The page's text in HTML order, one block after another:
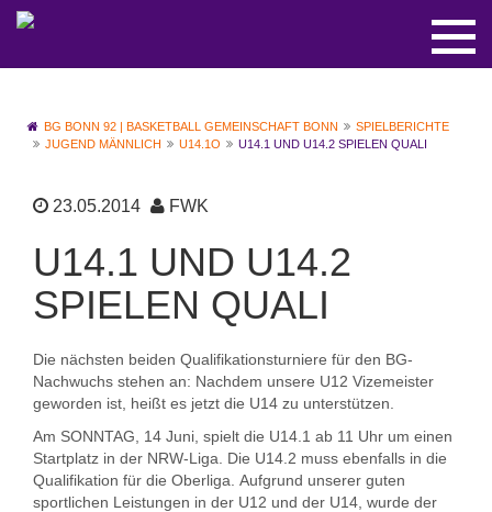
BG BONN 92 | BASKETBALL GEMEINSCHAFT BONN
SPIELBERICHTE
JUGEND MÄNNLICH
U14.1O U14.1 UND U14.2 SPIELEN QUALI
23.05.2014 FWK
U14.1 UND U14.2
SPIELEN QUALI
Die nächsten beiden Qualifikationsturniere für den BG-
Nachwuchs stehen an: Nachdem unsere U12 Vizemeister
geworden ist, heißt es jetzt die U14 zu unterstützen.
Am SONNTAG, 14 Juni, spielt die U14.1 ab 11 Uhr um einen
Startplatz in der NRW-Liga. Die U14.2 muss ebenfalls in die
Qualifikation für die Oberliga. Aufgrund unserer guten
sportlichen Leistungen in der U12 und der U14, wurde der